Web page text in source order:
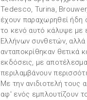
Tedesco, Turina,
έχουν παραχωρηθεί ήδη
το κενό αυτό κάλυψε με
Ελλήνων συνθετών,
ανταποκρίθηκαν θετικά
εκδόσεις, με
περιλαμβάνουν
Με την ανιδιοτελή τους
αφ' ενός εμπλουτίζουν